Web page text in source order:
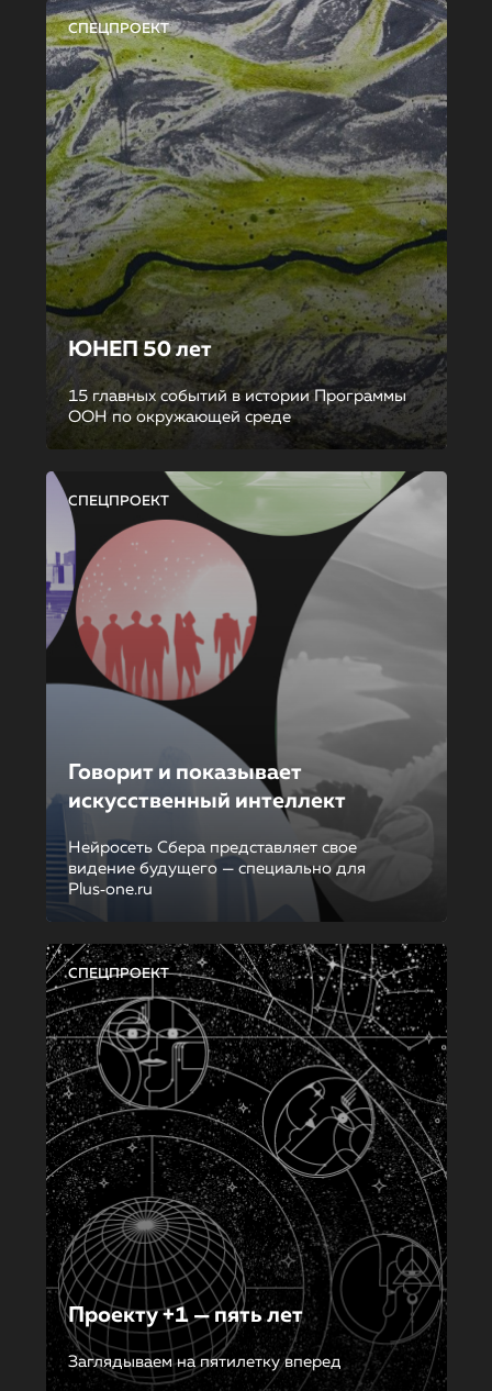
СПЕЦПРОЕКТ
ЮНЕП 50 лет
15 главных событий в истории Программы
ООН по окружающей среде
СПЕЦПРОЕКТ
Говорит и показывает
искусственный интеллект
Нейросеть Сбера представляет свое
видение будущего — специально для
Plus‑one.ru
СПЕЦПРОЕКТ
Проекту +1 — пять лет
Заглядываем на пятилетку вперед